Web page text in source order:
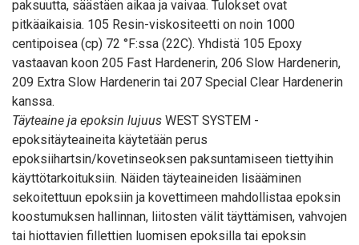
paksuutta, säästäen aikaa ja vaivaa. Tulokset ovat
pitkäaikaisia. 105 Resin-viskositeetti on noin 1000
centipoisea (cp) 72 °F:ssa (22C). Yhdistä 105 Epoxy
vastaavan koon 205 Fast Hardenerin, 206 Slow Hardenerin,
209 Extra Slow Hardenerin tai 207 Special Clear Hardenerin
kanssa.
Täyteaine ja epoksin lujuus WEST SYSTEM -
epoksitäyteaineita käytetään perus
epoksiihartsin/kovetinseoksen paksuntamiseen tiettyihin
käyttötarkoituksiin. Näiden täyteaineiden lisääminen
sekoitettuun epoksiin ja kovettimeen mahdollistaa epoksin
koostumuksen hallinnan, liitosten välit täyttämisen, vahvojen
tai hiottavien fillettien luomisen epoksilla tai epoksin